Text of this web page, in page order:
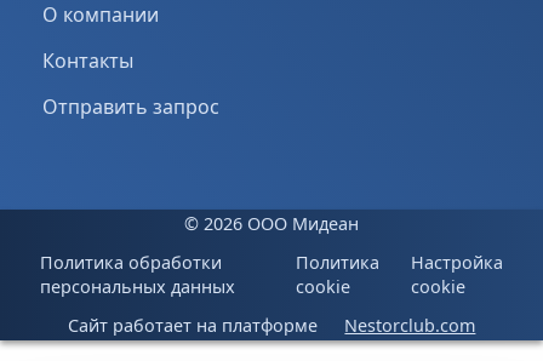
О компании
Контакты
Отправить запрос
© 2026 ООО Мидеан
Политика обработки
персональных данных
Политика
cookie
Настройка
cookie
Сайт работает на платформе
Nestorclub.com